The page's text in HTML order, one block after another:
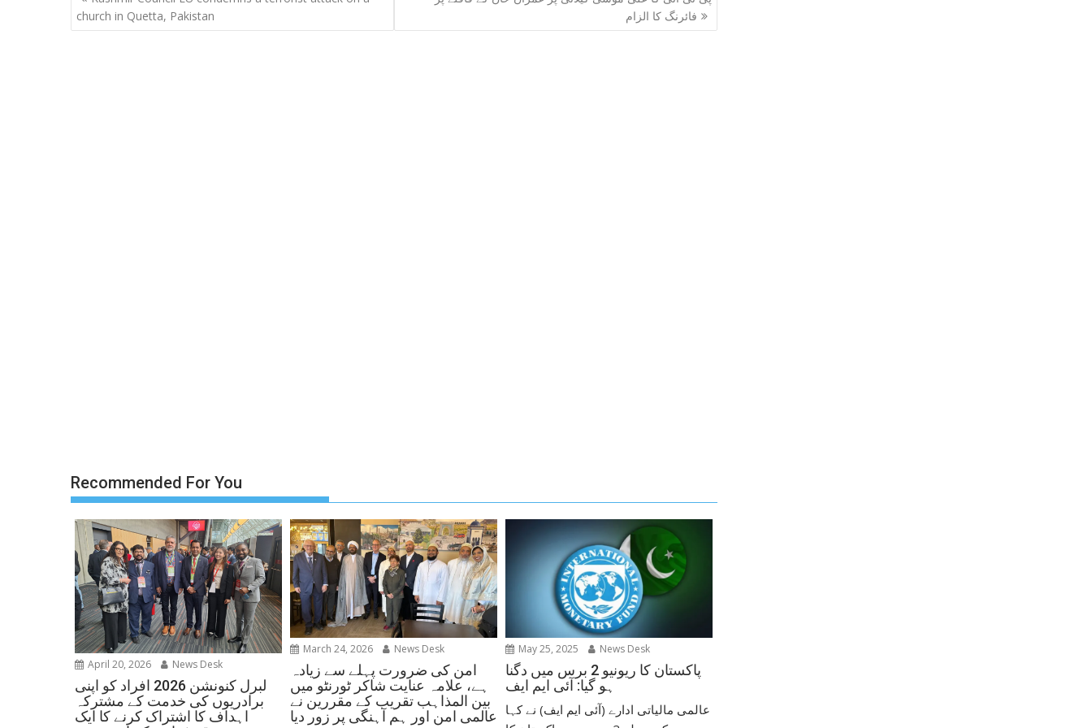
navigation
church in Quetta, Pakistan
فائرنگ کا الزام
Recommended For You
April 20, 2026 News Desk
لبرل کنونشن 2026 افراد کو اپنی
برادریوں کی خدمت کے مشترکہ
اہداف کا اشتراک کرنے کا ایک
March 24, 2026 News Desk
امن کی ضرورت پہلے سے زیادہ
ہے، علامہ عنایت شاکر ٹورنٹو میں
بین المذاہب تقریب کے مقررین نے
عالمی امن اور ہم آہنگی پر زور دیا
May 25, 2025 News Desk
پاکستان کا ریونیو 2 برس میں دگنا
ہو گیا: آئی ایم ایف
عالمی مالیاتی ادارے (آئی ایم ایف) نے کہا